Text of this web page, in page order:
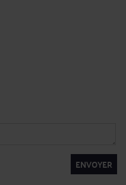
ENVOYER